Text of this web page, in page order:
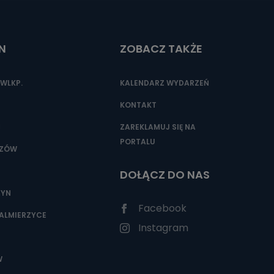
ZOBACZ TAKŻE
KALENDARZ WYDARZEŃ
KONTAKT
ZAREKLAMUJ SIĘ NA
PORTALU
DOŁĄCZ DO NAS
Facebook
Instagram